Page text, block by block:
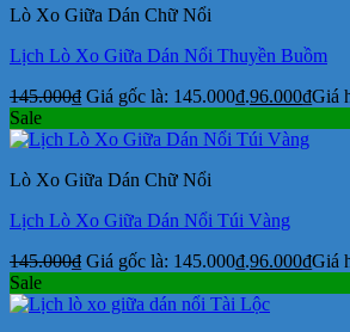
Lò Xo Giữa Dán Chữ Nổi
Lịch Lò Xo Giữa Dán Nổi Thuyền Buồm
145.000₫ Giá gốc là: 145.000₫.96.000₫Giá
Sale
Lò Xo Giữa Dán Chữ Nổi
Lịch Lò Xo Giữa Dán Nổi Túi Vàng
145.000₫ Giá gốc là: 145.000₫.96.000₫Giá
Sale